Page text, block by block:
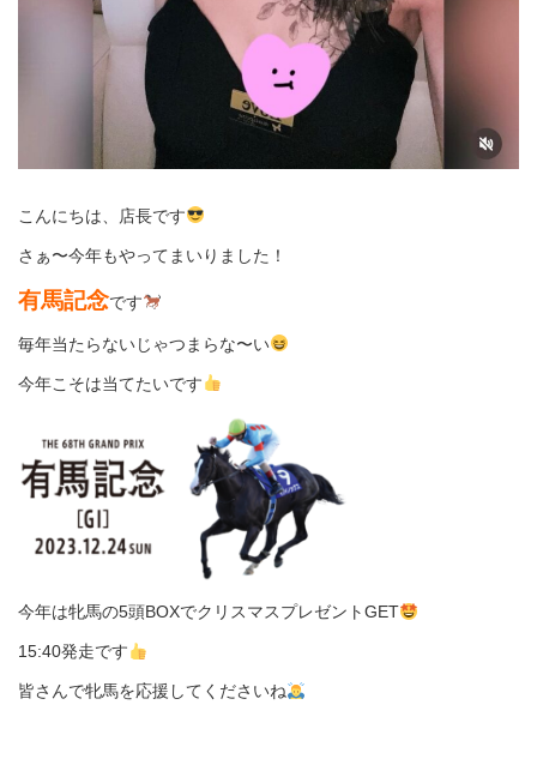
こんにちは、店長です
さぁ〜今年もやってまいりました！
有馬記念です
毎年当たらないじゃつまらな〜い
今年こそは当てたいです
今年は牝馬の5頭BOXでクリスマスプレゼントGET
15:40発走です
皆さんで牝馬を応援してくださいね